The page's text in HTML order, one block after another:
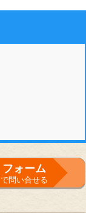
フォーム
で問い合せる